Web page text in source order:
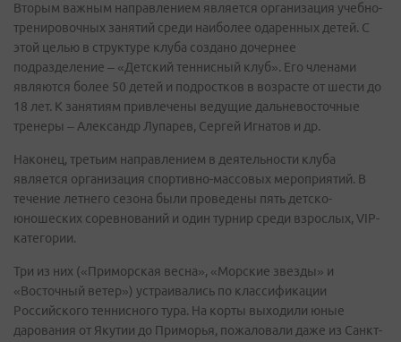
Вторым важным направлением является организация учебно-
тренировочных занятий среди наиболее одаренных детей. С
этой целью в структуре клуба создано дочернее
подразделение – «Детский теннисный клуб». Его членами
являются более 50 детей и подростков в возрасте от шести до
18 лет. К занятиям привлечены ведущие дальневосточные
тренеры – Александр Лупарев, Сергей Игнатов и др.
Наконец, третьим направлением в деятельности клуба
является организация спортивно-массовых мероприятий. В
течение летнего сезона были проведены пять детско-
юношеских соревнований и один турнир среди взрослых, VIP-
категории.
Три из них («Приморская весна», «Морские звезды» и
«Восточный ветер») устраивались по классификации
Российского теннисного тура. На корты выходили юные
дарования от Якутии до Приморья, пожаловали даже из Санкт-